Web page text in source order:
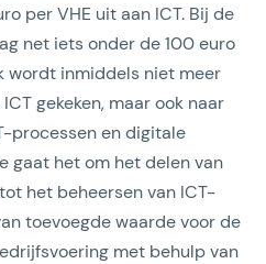
per VHE uit aan ICT. Bij de
net iets onder de 100 euro
wordt inmiddels niet meer
gekeken, maar ook naar
processen en digitale
gaat het om het delen van
het beheersen van ICT-
toevoegde waarde voor de
met behulp van